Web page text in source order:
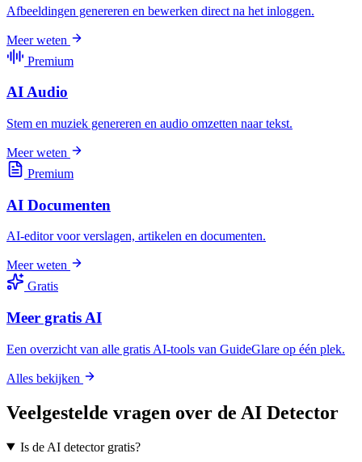
Afbeeldingen genereren en bewerken direct na het inloggen.
Meer weten
Premium
AI Audio
Stem en muziek genereren en audio omzetten naar tekst.
Meer weten
Premium
AI Documenten
AI-editor voor verslagen, artikelen en documenten.
Meer weten
Gratis
Meer gratis AI
Een overzicht van alle gratis AI-tools van GuideGlare op één plek.
Alles bekijken
Veelgestelde vragen over de AI Detector
Is de AI detector gratis?